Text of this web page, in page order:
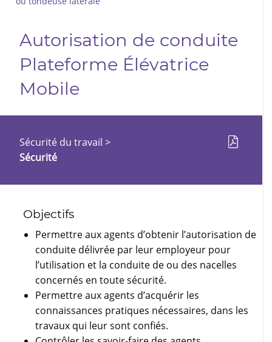
Autorisation de conduite
Plateforme Élévatrice
Mobile
Sécurité du travail >
Sécurité
Objectifs
Permettre aux agents d’obtenir l’autorisation de
conduite délivrée par leur employeur pour
l’utilisation et la conduite de ou des nacelles
concernés en toute sécurité.
Permettre aux agents d’acquérir les
connaissances pratiques nécessaires, dans les
travaux qui leur sont confiés.